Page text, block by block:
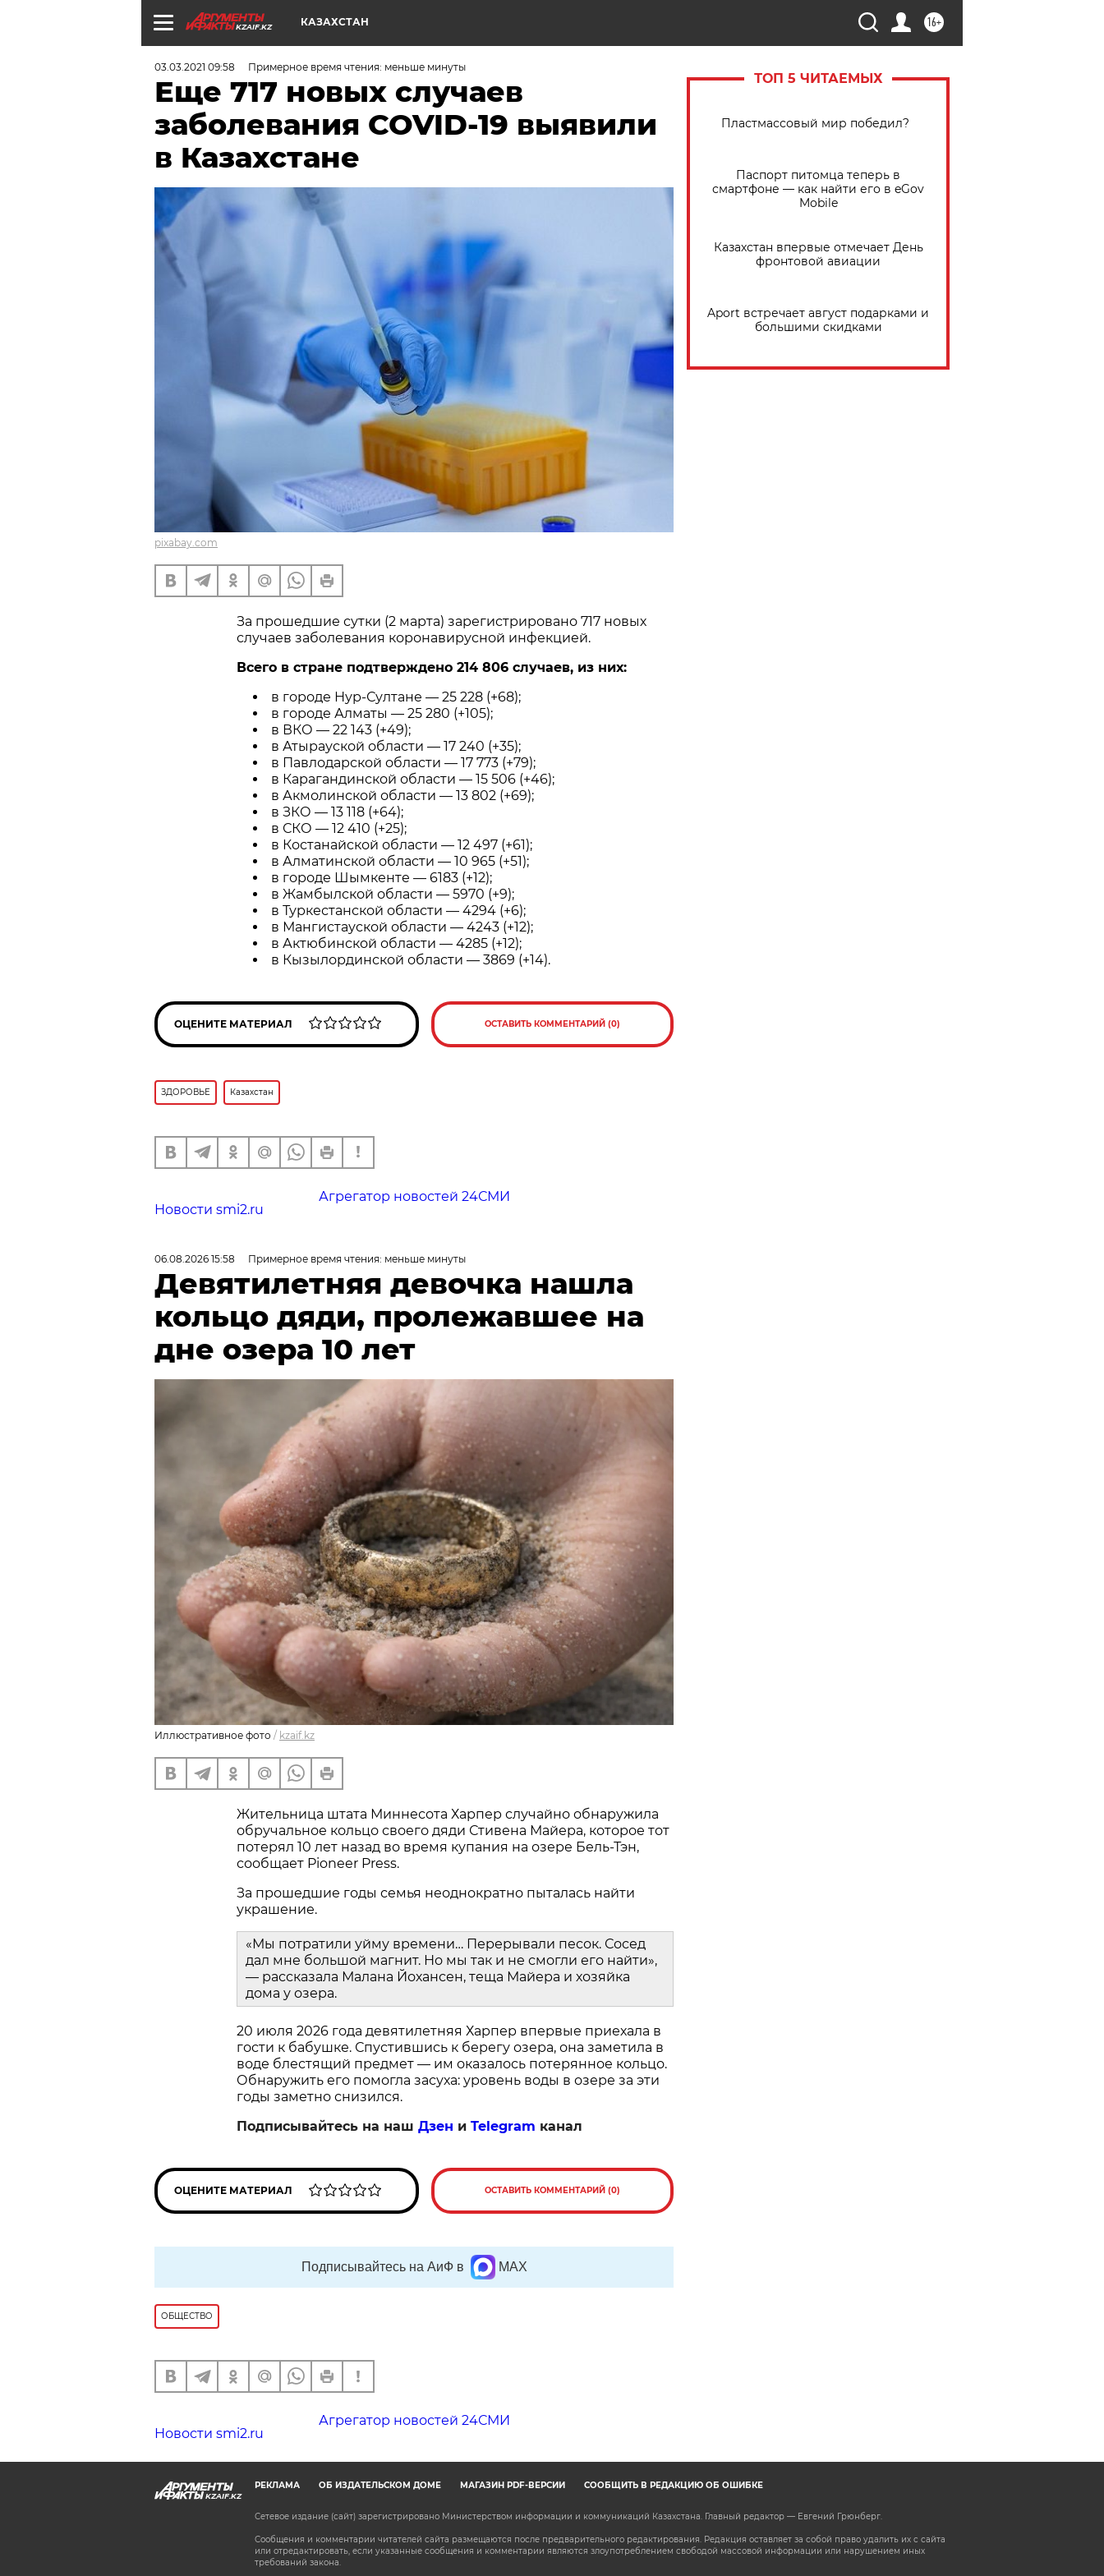
KZAIF.KZ 16+
КАЗАХСТАН
03.03.2021 09:58 Примерное время чтения: меньше минуты
Еще 717 новых случаев
заболевания COVID-19 выявили
в Казахстане
pixabay.com
За прошедшие сутки (2 марта) зарегистрировано 717 новых
случаев заболевания коронавирусной инфекцией.
Всего в стране подтверждено 214 806 случаев, из них:
в городе Нур-Султане — 25 228 (+68);
в городе Алматы — 25 280 (+105);
в ВКО — 22 143 (+49);
в Атырауской области — 17 240 (+35);
в Павлодарской области — 17 773 (+79);
в Карагандинской области — 15 506 (+46);
в Акмолинской области — 13 802 (+69);
в ЗКО — 13 118 (+64);
в СКО — 12 410 (+25);
в Костанайской области — 12 497 (+61);
в Алматинской области — 10 965 (+51);
в городе Шымкенте — 6183 (+12);
в Жамбылской области — 5970 (+9);
в Туркестанской области — 4294 (+6);
в Мангистауской области — 4243 (+12);
в Актюбинской области — 4285 (+12);
в Кызылординской области — 3869 (+14).
ОЦЕНИТЕ МАТЕРИАЛ ОСТАВИТЬ КОММЕНТАРИЙ (0)
ЗДОРОВЬЕ Казахстан
Агрегатор новостей 24СМИ
Новости smi2.ru
ТОП 5 ЧИТАЕМЫХ
Пластмассовый мир победил?
Паспорт питомца теперь в
смартфоне — как найти его в eGov
Mobile
Казахстан впервые отмечает День
фронтовой авиации
Aport встречает август подарками и
большими скидками
06.08.2026 15:58 Примерное время чтения: меньше минуты
Девятилетняя девочка нашла
кольцо дяди, пролежавшее на
дне озера 10 лет
Иллюстративное фото / kzaif.kz
Жительница штата Миннесота Харпер случайно обнаружила
обручальное кольцо своего дяди Стивена Майера, которое тот
потерял 10 лет назад во время купания на озере Бель-Тэн,
сообщает Pioneer Press.
За прошедшие годы семья неоднократно пыталась найти
украшение.
«Мы потратили уйму времени… Перерывали песок. Сосед
дал мне большой магнит. Но мы так и не смогли его найти»,
— рассказала Малана Йохансен, теща Майера и хозяйка
дома у озера.
20 июля 2026 года девятилетняя Харпер впервые приехала в
гости к бабушке. Спустившись к берегу озера, она заметила в
воде блестящий предмет — им оказалось потерянное кольцо.
Обнаружить его помогла засуха: уровень воды в озере за эти
годы заметно снизился.
Подписывайтесь на наш Дзен и Telegram канал
ОЦЕНИТЕ МАТЕРИАЛ ОСТАВИТЬ КОММЕНТАРИЙ (0)
Подписывайтесь на АиФ в MAX
ОБЩЕСТВО
Агрегатор новостей 24СМИ
Новости smi2.ru
KZAIF.KZ
РЕКЛАМА ОБ ИЗДАТЕЛЬСКОМ ДОМЕ МАГАЗИН PDF-ВЕРСИЙ СООБЩИТЬ В РЕДАКЦИЮ ОБ ОШИБКЕ
Сетевое издание (сайт) зарегистрировано Министерством информации и коммуникаций Казахстана. Главный редактор — Евгений Грюнберг.
Сообщения и комментарии читателей сайта размещаются после предварительного редактирования. Редакция оставляет за собой право удалить их с сайта
или отредактировать, если указанные сообщения и комментарии являются злоупотреблением свободой массовой информации или нарушением иных
требований закона.